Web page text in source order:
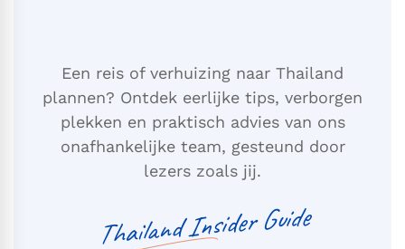
Een reis of verhuizing naar Thailand
plannen? Ontdek eerlijke tips, verborgen
plekken en praktisch advies van ons
onafhankelijke team, gesteund door
lezers zoals jij.
Thailand Insider Guide